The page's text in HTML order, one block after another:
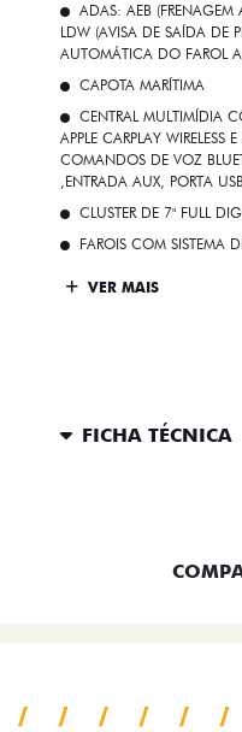
ADAS: AEB
LDW (AVISA DE SAÍDA DE
AUTOMÁTICA DO FAROL
CAPOTA MARÍTIMA
CENTRAL MULTIMÍDIA
APPLE CARPLAY WIRELESS
COMANDOS DE VOZ
,ENTRADA AUX, PORTA
CLUSTER DE 7" FULL
FAROIS COM SISTEMA
VER MAIS
FICHA TÉCNICA